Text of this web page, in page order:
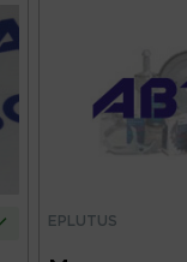
EPLUTUS